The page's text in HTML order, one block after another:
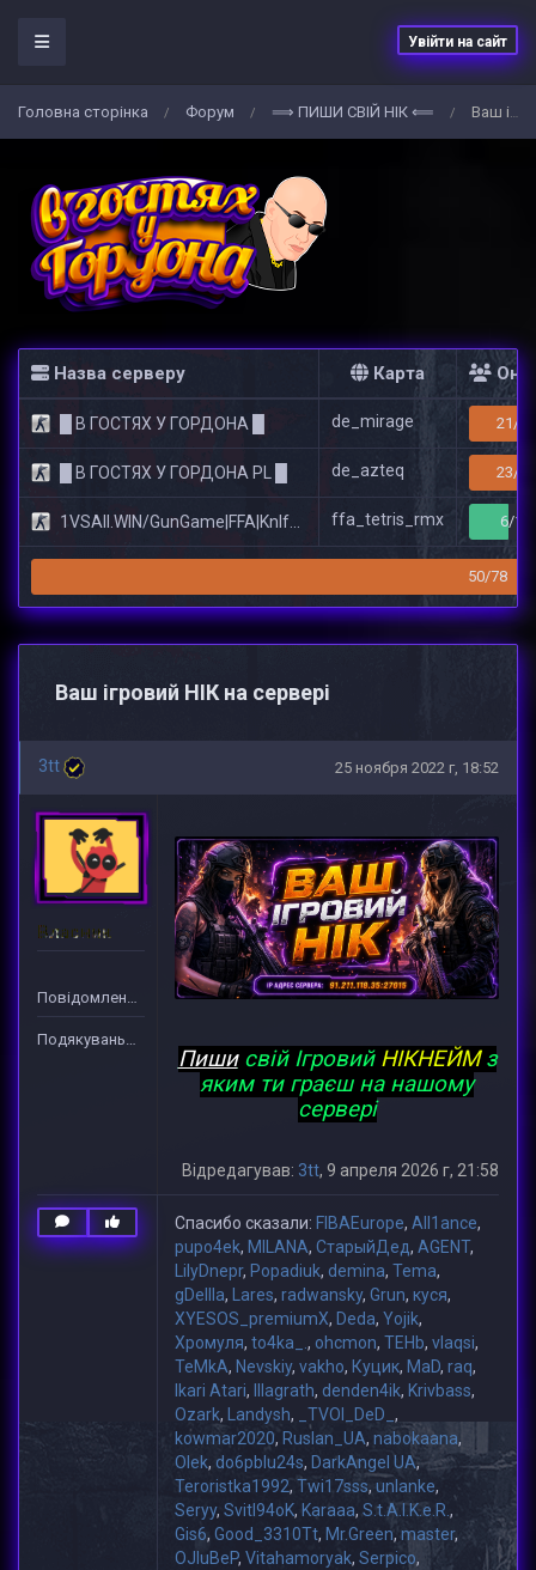
Увійти на сайт
Головна сторiнка / Форум / ⟹ ПИШИ СВIЙ НIК ⟸ / Ваш ігровий НІК на сервері
Назва серверу Карта
█ В ГОСТЯХ У ГОРДОНА █ de_mirage 21/32
█ В ГОСТЯХ У ГОРДОНА PL █ de_azteq 23/32
1VSAll.WIN/GunGame|FFA|KnIfE MoD ffa_tetris_rmx 6/14
50/78
Ваш ігровий НІК на сервері
3tt 25 ноября 2022 г, 18:52
Власник
Пишисвій Ігровий НІКНЕЙМз
яким ти граєш на нашому
сервері
Відредагував: 3tt, 9 апреля 2026 г, 21:58
Спасибо сказали: FIBAEurope, All1ance,
pupo4ek, MILANA, СтарыйДед, AGENT,
LilyDnepr, Popadiuk, demina, Tema,
gDeIIIa, Lares, radwansky, Grun, куся,
XYESOS_premiumX, Deda, Yojik,
Хромуля, to4ka_. , ohcmon, TEHb, vlaqsi,
TeMkA, Nevskiy, vakho, Куцик, MaD, raq,
Ikari Atari, lllagrath, denden4ik, Krivbass,
Ozark, Landysh, _TVOI_DeD_ ,
kowmar2020, Ruslan_UA, nabokaana,
Olek, do6pblu24s, DarkAngel UA,
Teroristka1992, Twi17sss, unlanke,
Seryy, Svitl94oK, Karaaa, S.t.A.l.K.e.R. ,
Gis6, Good_3310Tt, Mr.Green,master,
OJIuBeP, Vitahamoryak, Serpico,